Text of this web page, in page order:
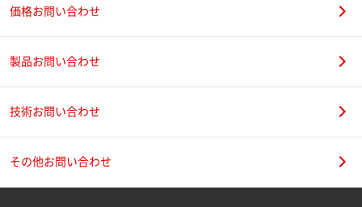
価格お問い合わせ
製品お問い合わせ
技術お問い合わせ
その他お問い合わせ